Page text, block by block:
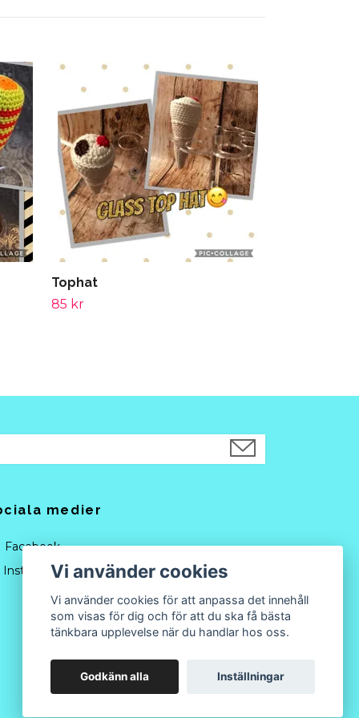
Tophat
85 kr
medier
Facebook
InstagramVi använder cookies
Vi använder cookies för att anpassa det innehåll
som visas för dig och för att du ska få bästa
tänkbara upplevelse när du handlar hos oss.
Godkänn alla Inställningar